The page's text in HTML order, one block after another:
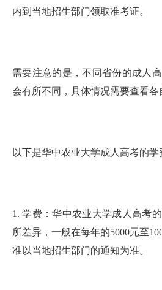
内到当地招生部门领取准考证。
需要注意的是，不同省份的成人
会有所不同，具体情况需要查看各
以下是华中农业大学成人高考的学
1. 学费：华中农业大学成人高考
所差异，一般在每年的5000元至
准以当地招生部门的通知为准。